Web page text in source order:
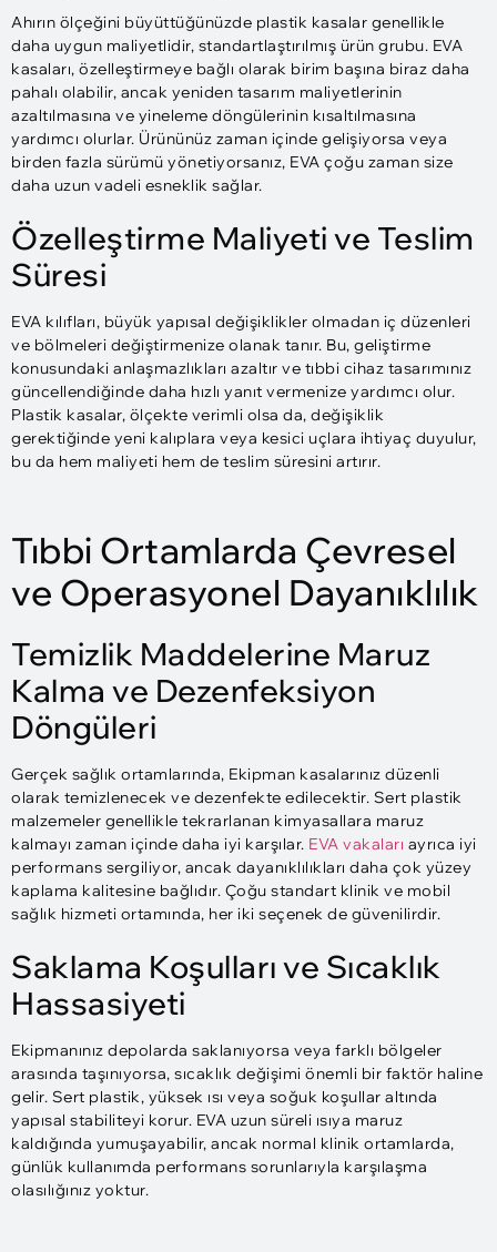
Ahırın ölçeğini büyüttüğünüzde plastik kasalar genellikle
daha uygun maliyetlidir, standartlaştırılmış ürün grubu. EVA
kasaları, özelleştirmeye bağlı olarak birim başına biraz daha
pahalı olabilir, ancak yeniden tasarım maliyetlerinin
azaltılmasına ve yineleme döngülerinin kısaltılmasına
yardımcı olurlar. Ürününüz zaman içinde gelişiyorsa veya
birden fazla sürümü yönetiyorsanız, EVA çoğu zaman size
daha uzun vadeli esneklik sağlar.
Özelleştirme Maliyeti ve Teslim
Süresi
EVA kılıfları, büyük yapısal değişiklikler olmadan iç düzenleri
ve bölmeleri değiştirmenize olanak tanır. Bu, geliştirme
konusundaki anlaşmazlıkları azaltır ve tıbbi cihaz tasarımınız
güncellendiğinde daha hızlı yanıt vermenize yardımcı olur.
Plastik kasalar, ölçekte verimli olsa da, değişiklik
gerektiğinde yeni kalıplara veya kesici uçlara ihtiyaç duyulur,
bu da hem maliyeti hem de teslim süresini artırır.
Tıbbi Ortamlarda Çevresel
ve Operasyonel Dayanıklılık
Temizlik Maddelerine Maruz
Kalma ve Dezenfeksiyon
Döngüleri
Gerçek sağlık ortamlarında, Ekipman kasalarınız düzenli
olarak temizlenecek ve dezenfekte edilecektir. Sert plastik
malzemeler genellikle tekrarlanan kimyasallara maruz
kalmayı zaman içinde daha iyi karşılar. EVA vakaları ayrıca iyi
performans sergiliyor, ancak dayanıklılıkları daha çok yüzey
kaplama kalitesine bağlıdır. Çoğu standart klinik ve mobil
sağlık hizmeti ortamında, her iki seçenek de güvenilirdir.
Saklama Koşulları ve Sıcaklık
Hassasiyeti
Ekipmanınız depolarda saklanıyorsa veya farklı bölgeler
arasında taşınıyorsa, sıcaklık değişimi önemli bir faktör haline
gelir. Sert plastik, yüksek ısı veya soğuk koşullar altında
yapısal stabiliteyi korur. EVA uzun süreli ısıya maruz
kaldığında yumuşayabilir, ancak normal klinik ortamlarda,
günlük kullanımda performans sorunlarıyla karşılaşma
olasılığınız yoktur.